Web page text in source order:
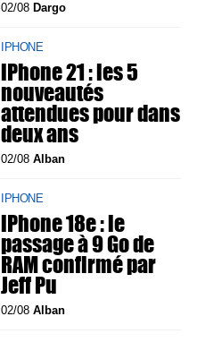
02/08 Dargo
IPHONE
iPhone 21 : les 5
nouveautés
attendues pour dans
deux ans
02/08Alban
IPHONE
iPhone 18e : le
passage à 9 Go de
RAM confirmé par
Jeff Pu
02/08Alban